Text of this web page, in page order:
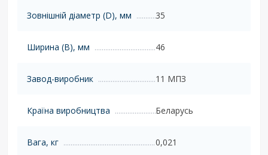
Зовнішній діаметр (D), мм 35
Ширина (B), мм 46
Завод-виробник 11 МПЗ
Країна виробництва Беларусь
Вага, кг 0,021